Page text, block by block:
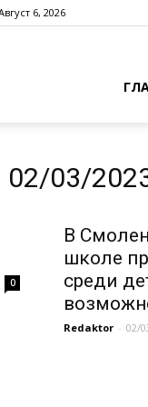
6, 2026
03/
0
В
школе
среди
Redaktor - 02/